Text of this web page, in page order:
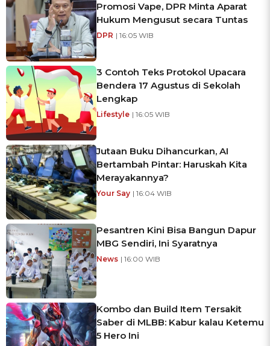
Promosi Vape, DPR Minta Aparat
Hukum Mengusut secara Tuntas
DPR | 16:05 WIB
3 Contoh Teks Protokol Upacara
Bendera 17 Agustus di Sekolah
Lengkap
Lifestyle | 16:05 WIB
Jutaan Buku Dihancurkan, AI
Bertambah Pintar: Haruskah Kita
Merayakannya?
Your Say | 16:04 WIB
Pesantren Kini Bisa Bangun Dapur
MBG Sendiri, Ini Syaratnya
News | 16:00 WIB
Kombo dan Build Item Tersakit
Saber di MLBB: Kabur kalau Ketemu
5 Hero Ini